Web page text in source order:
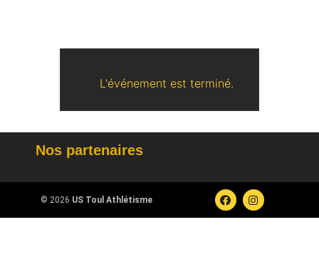
L'événement est terminé.
Nos partenaires
© 2026 US Toul Athlétisme